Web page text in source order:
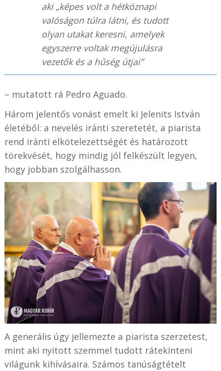
aki „képes volt a hétköznapi
valóságon túlra látni, és tudott
olyan utakat keresni, amelyek
egyszerre voltak megújulásra
vezetők és a hűség útjai”
– mutatott rá Pedro Aguado.
Három jelentős vonást emelt ki Jelenits István
életéből: a nevelés iránti szeretetét, a piarista
rend iránti elkötelezettségét és határozott
törekvését, hogy mindig jól felkészült legyen,
hogy jobban szolgálhasson.
A generális úgy jellemezte a piarista szerzetest,
mint aki nyitott szemmel tudott rátekinteni
világunk kihívásaira. Számos tanúságtételt